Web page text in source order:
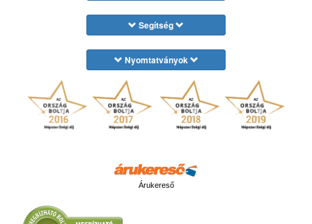
Segítség
Nyomtatványok
Árukereső